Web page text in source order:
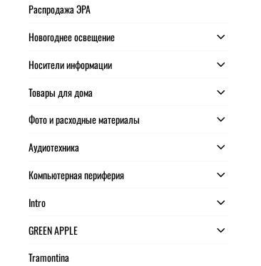
Распродажа ЭРА
Новогоднее освещение
Носители информации
Товары для дома
Фото и расходные материалы
Аудиотехника
Компьютерная периферия
Intro
GREEN APPLE
Tramontina